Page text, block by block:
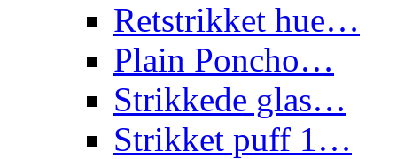
Retstrikket hue…
Plain Poncho…
Strikkede glas…
Strikket puff 1…